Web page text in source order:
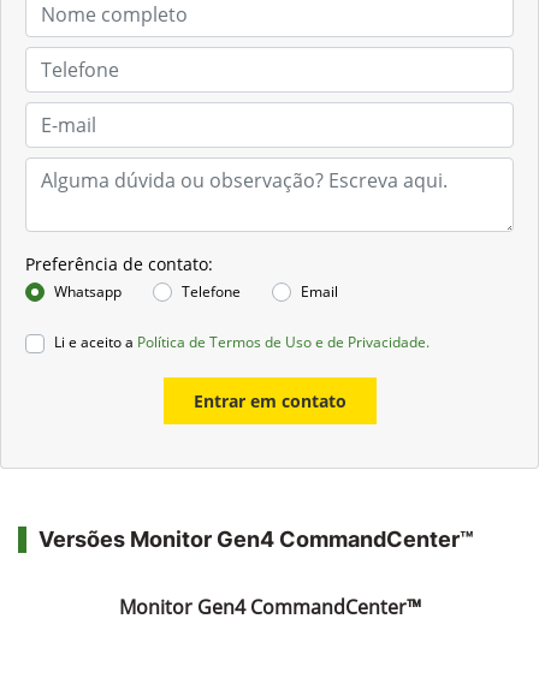
Preferência de contato:
Whatsapp Telefone Email
Li e aceito a Política de Termos de Uso e de Privacidade.
Entrar em contato
Versões Monitor Gen4 CommandCenter™
Monitor Gen4 CommandCenter™